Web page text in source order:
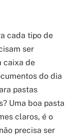
cada tipo de
ser
caixa de
do dia
pastas
Uma boa pasta
claros, é o
precisa ser